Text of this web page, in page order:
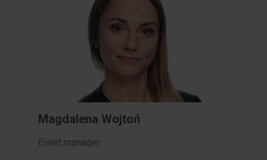
Magdalena Wojtoń
Event manager